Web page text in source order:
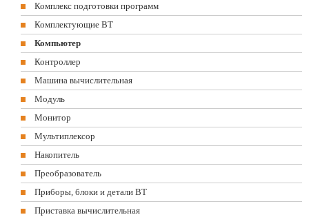
Комплекс подготовки программ
Комплектующие ВТ
Компьютер
Контроллер
Машина вычислительная
Модуль
Монитор
Мультиплексор
Накопитель
Преобразователь
Приборы, блоки и детали ВТ
Приставка вычислительная